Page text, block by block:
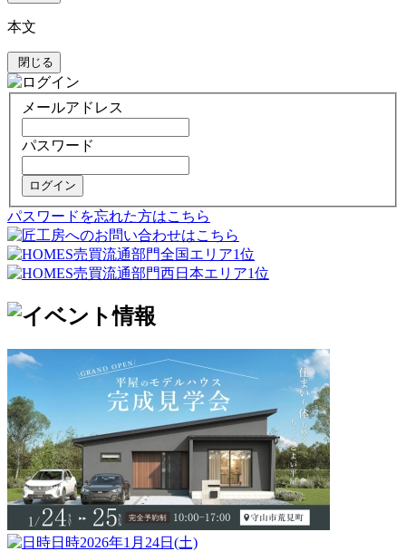
本文
閉じる
メールアドレス
パスワード
ログイン
パスワードを忘れた方はこちら
日時2026年1月24日(土)